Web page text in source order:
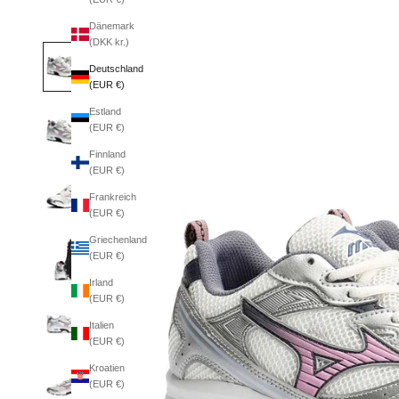
Dänemark
(DKK kr.)
Deutschland
(EUR €)
Estland
(EUR €)
Finnland
(EUR €)
Frankreich
(EUR €)
Griechenland
(EUR €)
Irland
(EUR €)
Italien
(EUR €)
Kroatien
(EUR €)